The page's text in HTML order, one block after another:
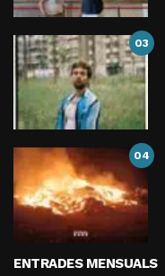
03
04
ENTRADES MENSUALS